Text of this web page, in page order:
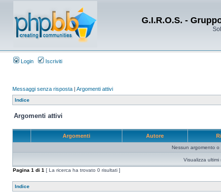
G.I.R.O.S. -
Login Iscriviti
Messaggi senza risposta | Argomenti attivi
Indice
Argomenti attivi
Argomenti Autore
Nessun argomento o
Visualizza ultimi
Pagina 1 di 1 [ La ricerca ha trovato 0 risultati ]
Indice